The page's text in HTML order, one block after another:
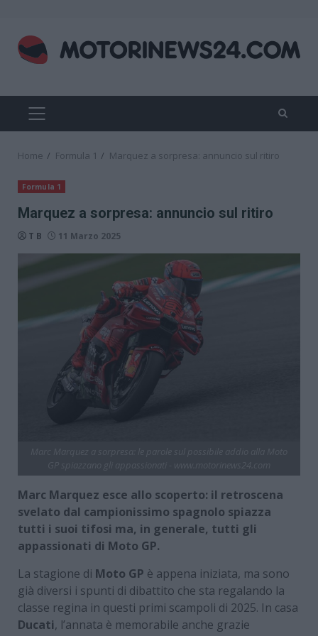
content
PRIMARY
MENU
Home Formula 1 Marquez a sorpresa: annuncio sul ritiro
Formula 1
Marquez a sorpresa: annuncio sul ritiro
T B 11 Marzo 2025
Marc Marquez esce allo scoperto: il retroscena
svelato dal campionissimo spagnolo spiazza
tutti i suoi tifosi ma, in generale, tutti gli
appassionati di Moto GP.
La stagione di Moto GP è appena iniziata, ma sono
già diversi i spunti di dibattito che sta regalando la
classe regina in questi primi scampoli di 2025. In casa
Ducati, l’annata è memorabile anche grazie